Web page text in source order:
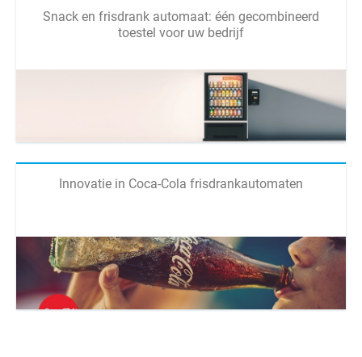
Snack en frisdrank automaat: één gecombineerd
toestel voor uw bedrijf
Innovatie in Coca-Cola frisdrankautomaten